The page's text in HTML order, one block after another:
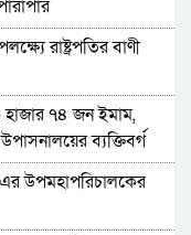
রাষ্ট্রপতির বাণী
৭৪ জন ইমাম,
ব্যক্তিবর্গ
উপদেষ্টা
এর উপমহাপরিচালকের